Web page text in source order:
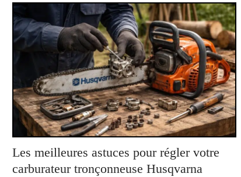
Les meilleures astuces pour régler votre
carburateur tronçonneuse Husqvarna